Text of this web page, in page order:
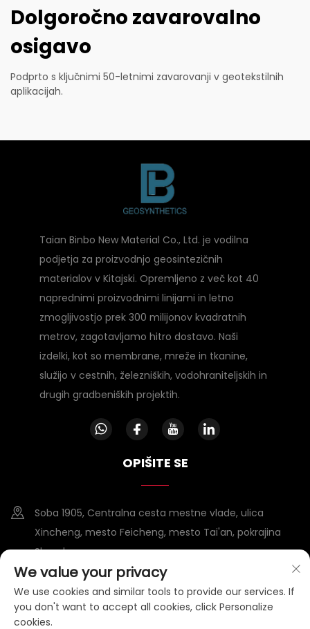
Dolgoročno zavarovalno
osigavo
Podprto s ključnimi 50-letnimi zavarovanji v geotekstilnih
aplikacijah.
Taian Binbo New Material Co., Ltd. je vodilna
podjetja za proizvodnjo geosintezičnih
materialov v Kitajski. Opremljeno z več kot 40
naprednimi proizvodnimi linijami in letno
zmogljivostjo prek 300 milijonov kvadratnih
metrov, zagotavljamo hitro dostavo. Naši
izdelki, kot so membrane, mreže in tkanine,
služijo v cestnih, železniških, vodohraniteljskih in
drugih gradbeniških projektih.
OPIŠITE SE
Soba 1905, Centralna cesta mestne vlade, ulica
Xincheng, mesto Feicheng, mesto Tai'an, pokrajina
Shandong
+86-15953807388
[email protected]
We value your privacy
We use cookies and similar tools to provide our services. If
you don't want to accept all cookies, click Personalize
cookies.